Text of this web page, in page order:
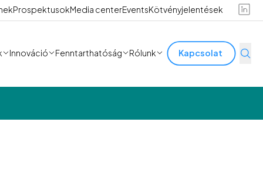
ProspektusokMedia centerEventsKötvényjelentések
Innováció Fenntarthatóság Rólunk Kapcsolat